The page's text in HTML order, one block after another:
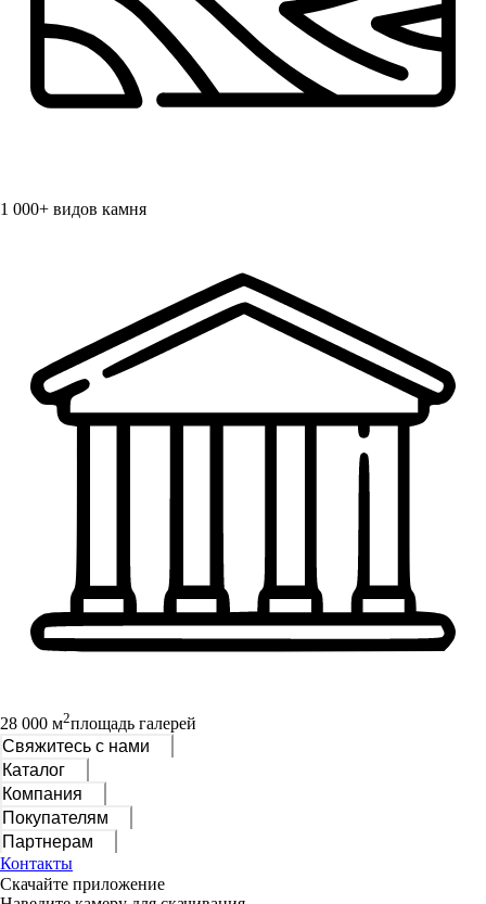
1 000+ видов камня
28 000 м2площадь галерей
Свяжитесь с нами
Каталог
Компания
Покупателям
Партнерам
Контакты
Скачайте приложение